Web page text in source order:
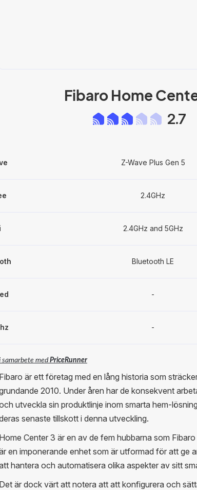
Fibaro Home
2.7
Z-Wave Plus Gen 5
2.4GHz
2.4GHz and 5GHz
Bluetooth LE
-
-
samarbete medPriceRunner
Fibaro är ett företag med en lång historia som
2010. Under åren har de konsekvent
utveckla sin produktlinje inom smarta hem-
senaste tillskott i denna utveckling.
Home Center 3 är en av de fem hubbarna som
en imponerande enhet som är utformad för att ge
hantera och automatisera olika aspekter av sitt
Det är dock värt att notera att att konfigurera och